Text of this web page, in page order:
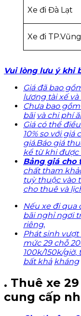
Xe đi Đà Lạt
Xe đi
Vui lòng lưu ý khi
Giá đã bao
lương tài xếvà
Chưa bao gồm
bãi và chi phí
Giá có thể
10%so với giá
giá.Báo giá
kể từkhi được
Bảng giá cho
chất tham
tuỳ thuộc vào
cho thuê và
Nếu xe đi qua
bãi nghỉngơi
riêng,
Phát sinh
mức 29 chỗ
100k/150k/giờ,
bất khả kháng
. Thuê xe
cung cấp